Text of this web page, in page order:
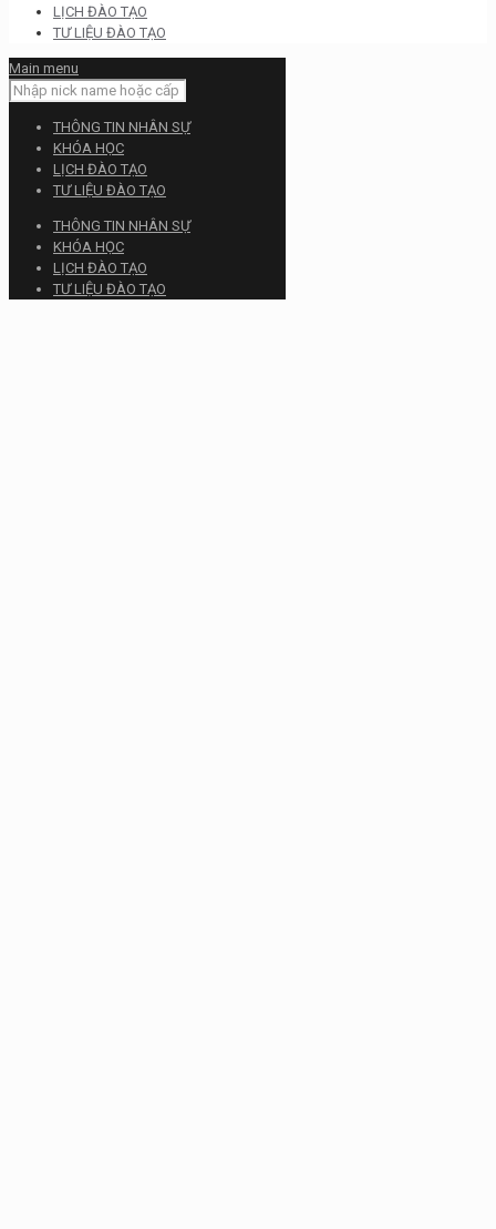
LỊCH ĐÀO TẠO
TƯ LIỆU ĐÀO TẠO
Main menu
THÔNG TIN NHÂN SỰ
KHÓA HỌC
LỊCH ĐÀO TẠO
TƯ LIỆU ĐÀO TẠO
THÔNG TIN NHÂN SỰ
KHÓA HỌC
LỊCH ĐÀO TẠO
TƯ LIỆU ĐÀO TẠO